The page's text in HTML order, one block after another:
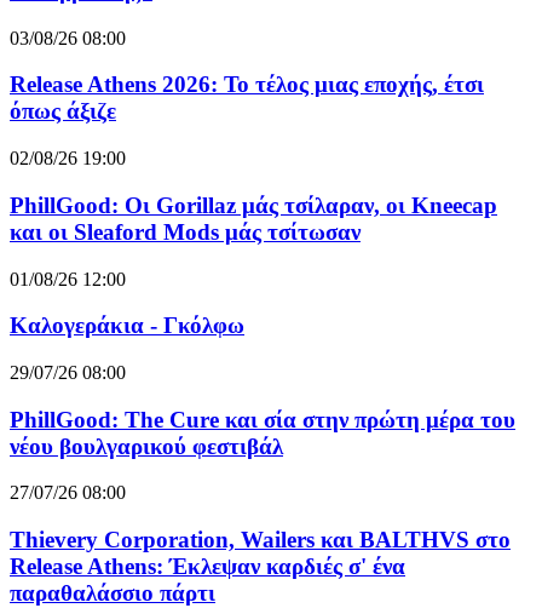
03/08/26 08:00
Release Athens 2026: Το τέλος μιας εποχής, έτσι
όπως άξιζε
02/08/26 19:00
PhillGood: Οι Gorillaz μάς τσίλαραν, οι Kneecap
και οι Sleaford Mods μάς τσίτωσαν
01/08/26 12:00
Καλογεράκια - Γκόλφω
29/07/26 08:00
PhillGood: The Cure και σία στην πρώτη μέρα του
νέου βουλγαρικού φεστιβάλ
27/07/26 08:00
Thievery Corporation, Wailers και BALTHVS στο
Release Athens: Έκλεψαν καρδιές σ' ένα
παραθαλάσσιο πάρτι